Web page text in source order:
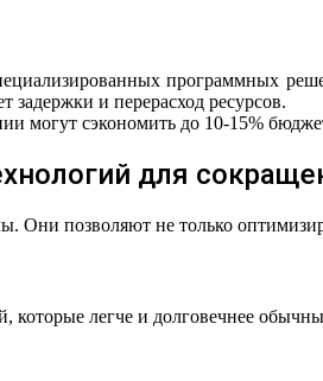
программных
задержки и перерасход ресурсов.
сэкономить до 10-15%
для
позволяют не только
легче и долговечнее